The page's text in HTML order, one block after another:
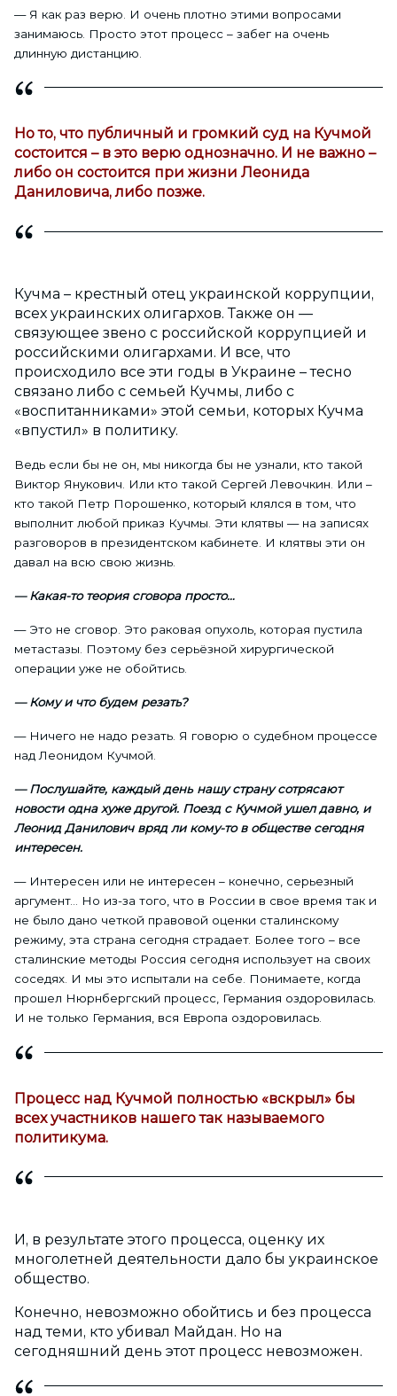
— Я как раз верю. И очень плотно этими вопросами
занимаюсь. Просто этот процесс – забег на очень
длинную дистанцию.
Но то, что публичный и громкий суд на Кучмой
состоится – в это верю однозначно. И не важно –
либо он состоится при жизни Леонида
Даниловича, либо позже.
Кучма – крестный отец украинской коррупции,
всех украинских олигархов. Также он —
связующее звено с российской коррупцией и
российскими олигархами. И все, что
происходило все эти годы в Украине – тесно
связано либо с семьей Кучмы, либо с
«воспитанниками» этой семьи, которых Кучма
«впустил» в политику.
Ведь если бы не он, мы никогда бы не узнали, кто такой
Виктор Янукович. Или кто такой Сергей Левочкин. Или –
кто такой Петр Порошенко, который клялся в том, что
выполнит любой приказ Кучмы. Эти клятвы — на записях
разговоров в президентском кабинете. И клятвы эти он
давал на всю свою жизнь.
— Какая-то теория сговора просто…
— Это не сговор. Это раковая опухоль, которая пустила
метастазы. Поэтому без серьёзной хирургической
операции уже не обойтись.
— Кому и что будем резать?
— Ничего не надо резать. Я говорю о судебном процессе
над Леонидом Кучмой.
— Послушайте, каждый день нашу страну сотрясают
новости одна хуже другой. Поезд с Кучмой ушел давно, и
Леонид Данилович вряд ли кому-то в обществе сегодня
интересен.
— Интересен или не интересен – конечно, серьезный
аргумент… Но из-за того, что в России в свое время так и
не было дано четкой правовой оценки сталинскому
режиму, эта страна сегодня страдает. Более того – все
сталинские методы Россия сегодня использует на своих
соседях. И мы это испытали на себе. Понимаете, когда
прошел Нюрнбергский процесс, Германия оздоровилась.
И не только Германия, вся Европа оздоровилась.
Процесс над Кучмой полностью «вскрыл» бы
всех участников нашего так называемого
политикума.
И, в результате этого процесса, оценку их
многолетней деятельности дало бы украинское
общество.
Конечно, невозможно обойтись и без процесса
над теми, кто убивал Майдан. Но на
сегодняшний день этот процесс невозможен.